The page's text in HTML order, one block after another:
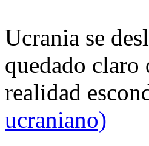
Ucrania se
quedado claro
realidad
ucraniano)